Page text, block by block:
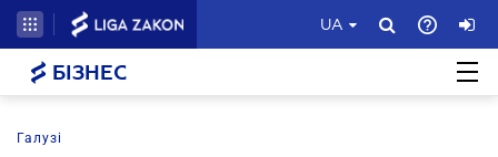
UA
БІЗНЕС
Галузі